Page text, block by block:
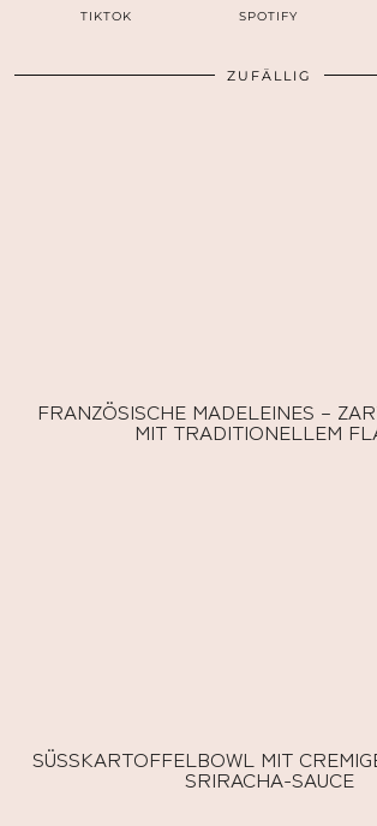
TIKTOK SPOTIFY
ZUFÄLLIG
FRANZÖSISCHE MADELEINES –
MIT TRADITIONELLEM
SÜSSKARTOFFELBOWL MIT
RIRACHA-SAUCE